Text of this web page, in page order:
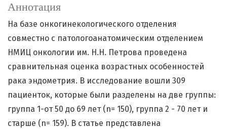
Аннотация
На базе онкогинекологического отделения
совместно с патологоанатомическим отделением
НМИЦ онкологии им. Н.Н. Петрова проведена
сравнительная оценка возрастных особенностей
рака эндометрия. В исследование вошли 309
пациенток, которые были разделены на две группы:
группа 1-от 50 до 69 лет (n= 150), группа 2 - 70 лет и
старше (n= 159). В статье представлена